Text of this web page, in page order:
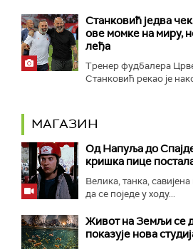
Станковић једва
ове момке на миру,
леђа
Тренер фудбалера
Станковић рекао је
МАГАЗИН
Од Напуља до
кришка пице
Велика, танка,
да се поједе у ходу...
Живот на Земљи се
показује нова